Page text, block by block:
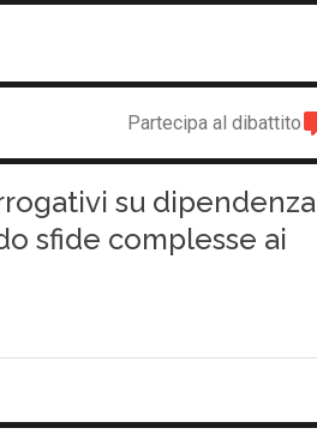
Partecipa al dibattito
su dipendenza
sfide complesse ai